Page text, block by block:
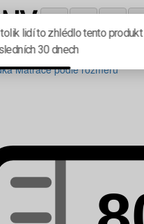
rozměru
Matrace podle rozměru